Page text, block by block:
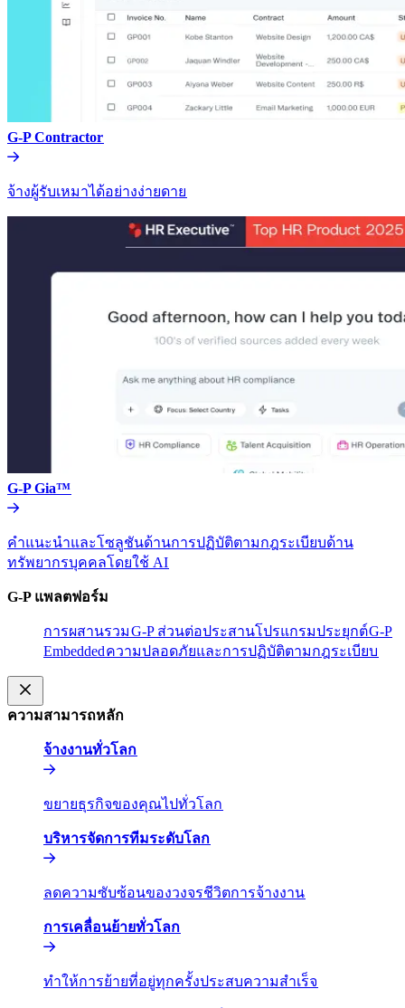
G-P Contractor​​
จ้างผู้รับเหมาได้อย่างง่ายดาย​​
G-P Gia™​​
คำแนะนำและโซลูชันด้านการปฏิบัติตามกฎระเบียบด้าน
ทรัพยากรบุคคลโดยใช้ AI​​
G-P แพลตฟอร์ม​​
การผสานรวม​​G-P ส่วนต่อประสานโปรแกรมประยุกต์​​G-P
Embedded​​ความปลอดภัยและการปฏิบัติตามกฎระเบียบ​​
ความสามารถหลัก​​
จ้างงานทั่วโลก​​
ขยายธุรกิจของคุณไปทั่วโลก​​
บริหารจัดการทีมระดับโลก​​
ลดความซับซ้อนของวงจรชีวิตการจ้างงาน​​
การเคลื่อนย้ายทั่วโลก​​
ทำให้การย้ายที่อยู่ทุกครั้งประสบความสำเร็จ​​